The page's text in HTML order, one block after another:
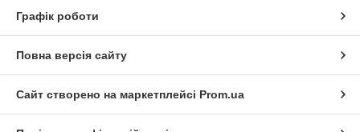
Графік роботи
Повна версія сайту
Сайт створено на маркетплейсі Prom.ua